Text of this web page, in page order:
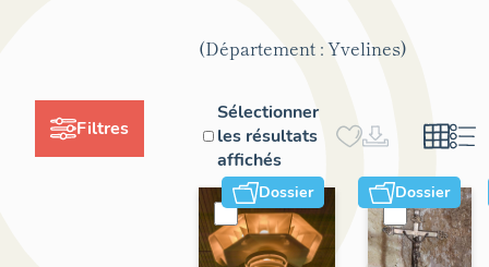
Filtres
(Département : Yvelines)
Sélectionner
les résultats
affichés
Dossier Dossier